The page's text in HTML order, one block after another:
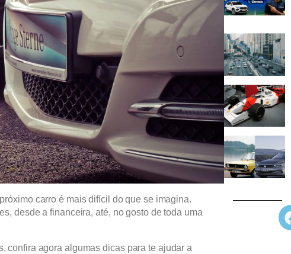
carro é mais difícil do que se imagina.
desde a financeira, até, no gosto de toda uma
confira agora algumas dicas para te ajudar a